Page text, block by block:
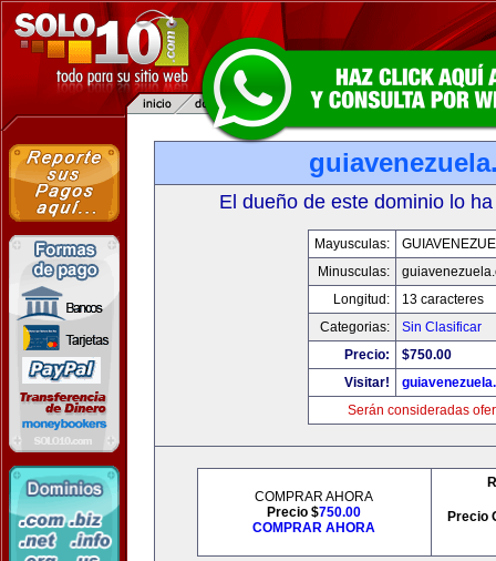
El dueño de este dominio lo
Mayusculas:
Minusculas:
Longitud:
13 caracteres
Categorias:
Sin Clasificar
Precio:
$750.00
Visitar!
Serán consideradas
COMPRAR AHORA
Precio $750.00
COMPRAR AHORA
Precio